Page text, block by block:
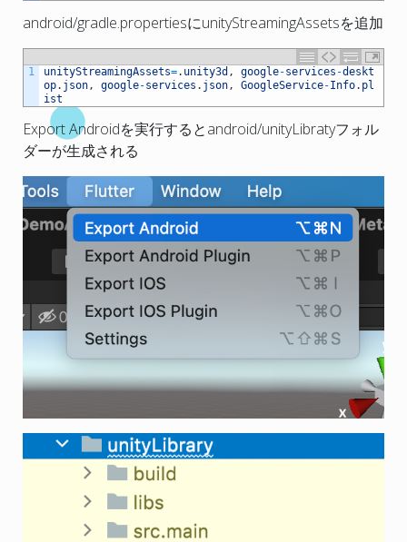
android/gradle.propertiesにunityStreamingAssetsを追加
1 unityStreamingAssets=. unity3d , google-services -deskt
op. json , google-services . json , GoogleService-Info. pl
ist
Export Androidを実行するとandroid/unityLibratyフォル
ダーが生成される